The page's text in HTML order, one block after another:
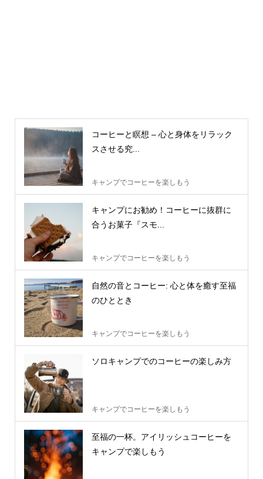
コーヒーと瞑想 – 心と身体をリラック
スさせる究...
キャンプでコーヒーを楽しもう
キャンプにお勧め！コーヒーに抜群に
合うお菓子『スモ...
キャンプでコーヒーを楽しもう
自然の音とコーヒー: 心と体を癒す至福
のひととき
キャンプでコーヒーを楽しもう
ソロキャンプでのコーヒーの楽しみ方
キャンプでコーヒーを楽しもう
至福の一杯。アイリッシュコーヒーを
キャンプで楽しもう